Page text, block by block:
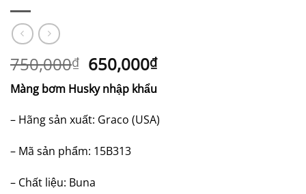
750,000₫ Giá
gốc
là:
750,000₫.
650,000₫Giá
tại
là:
650,000₫.
Màng bơm Husky nhập khẩu
– Hãng sản xuất: Graco (USA)
– Mã sản phẩm: 15B313
– Chất liệu: Buna